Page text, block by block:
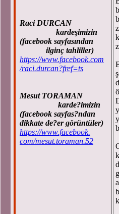
Raci DURCAN
kardeşimizin
(facebook sayfasından
ilginç tahliller)
https://www.facebook.com
/raci.durcan?fref=ts
Mesut TORAMAN
karde?imizin
(facebook sayfas?ndan
dikkate de?er görüntüler)
https://www.facebook.
com/mesut.toraman.52